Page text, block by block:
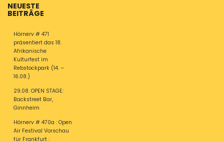
NEUESTE
BEITRÄGE
Hörnerv # 471
präsentiert das 18.
Afrikanische
Kulturfest im
Rebstockpark (14. –
16.08.)
29.08. OPEN STAGE:
Backstreet Bar,
Ginnheim
Hörnerv # 470a : Open
Air Festival Vorschau
für Frankfurt :